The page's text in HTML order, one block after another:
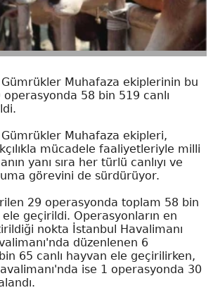
Gümrükler Muhafaza ekiplerinin bu
operasyonda 58 bin 519 canlı
Gümrükler Muhafaza ekipleri,
mücadele faaliyetleriyle milli
yanı sıra her türlü canlıyı ve
görevini de sürdürüyor.
29 operasyonda toplam 58 bin
geçirildi. Operasyonların en
nokta İstanbul Havalimanı
düzenlenen 6
65 canlı hayvan ele geçirilirken,
ise 1 operasyonda 30